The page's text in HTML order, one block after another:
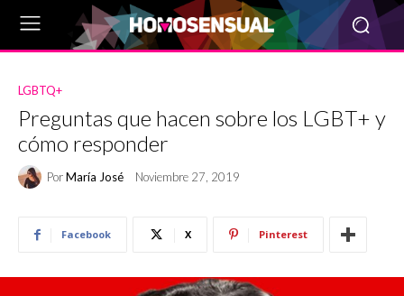
LGBTQ+
Preguntas que hacen sobre los LGBT+ y
cómo responder
PorMaría José Noviembre 27, 2019
Facebook X Pinterest